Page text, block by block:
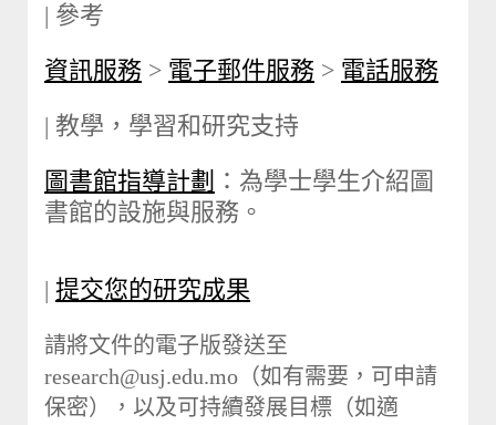
| 參考
資訊服務 > 電子郵件服務 > 電話服務
| 教學，學習和研究支持
圖書館指導計劃 ：為學士學生介紹圖
書館的設施與服務。
| 提交您的研究成果
請將文件的電子版發送至
research@usj.edu.mo（如有需要，可申請
保密），以及可持續發展目標（如適